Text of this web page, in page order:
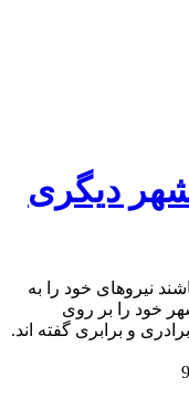
دیگری
نیروهای خود را به
خود را بر روی
و برابری گفته اند.